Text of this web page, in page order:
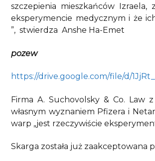
szczepienia mieszkańców
eksperymencie medycznym i że
”, stwierdza Anshe Ha-Emet
pozew
https://drive.google.com/file/d/
Firma A. Suchovolsky & Co. Law
własnym wyznaniem Pfizera i
warp „jest rzeczywiście
Skarga została już zaakceptowana